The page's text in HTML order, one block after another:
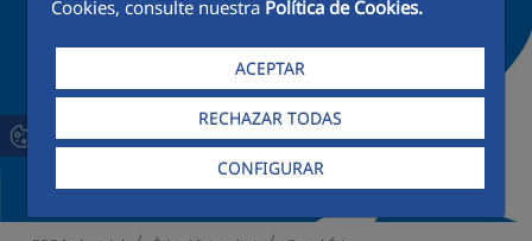
Cookies, consulte nuestra Política de Cookies.
ACEPTAR
RECHAZAR TODAS
CONFIGURAR